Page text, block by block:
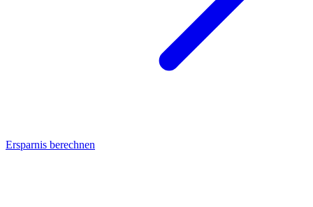
Ersparnis berechnen